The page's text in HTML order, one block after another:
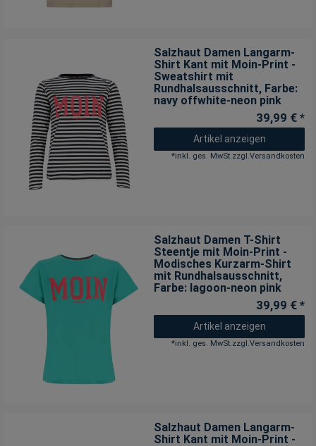
Salzhaut Damen Langarm-
Shirt Kant mit Moin-Print -
Sweatshirt mit
Rundhalsausschnitt, Farbe:
navy offwhite-neon pink
39,99 € *
Artikel anzeigen
*inkl. ges. MwSt.zzgl.Versandkosten
Salzhaut Damen T-Shirt
Steentje mit Moin-Print -
Modisches Kurzarm-Shirt
mit Rundhalsausschnitt,
Farbe: lagoon-neon pink
39,99 € *
Artikel anzeigen
*inkl. ges. MwSt.zzgl.Versandkosten
Salzhaut Damen Langarm-
Shirt Kant mit Moin-Print -